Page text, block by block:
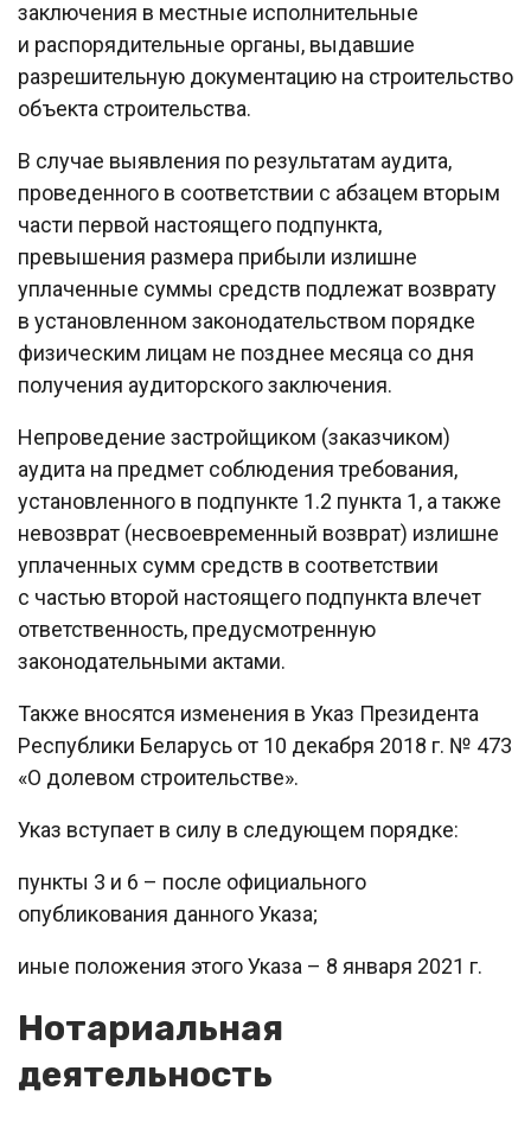
заключения в местные исполнительные
и распорядительные органы, выдавшие
разрешительную документацию на строительство
объекта строительства.
В случае выявления по результатам аудита,
проведенного в соответствии с абзацем вторым
части первой настоящего подпункта,
превышения размера прибыли излишне
уплаченные суммы средств подлежат возврату
в установленном законодательством порядке
физическим лицам не позднее месяца со дня
получения аудиторского заключения.
Непроведение застройщиком (заказчиком)
аудита на предмет соблюдения требования,
установленного в подпункте 1.2 пункта 1, а также
невозврат (несвоевременный возврат) излишне
уплаченных сумм средств в соответствии
с частью второй настоящего подпункта влечет
ответственность, предусмотренную
законодательными актами.
Также вносятся изменения в Указ Президента
Республики Беларусь от 10 декабря 2018 г. № 473
«О долевом строительстве».
Указ вступает в силу в следующем порядке:
пункты 3 и 6 – после официального
опубликования данного Указа;
иные положения этого Указа – 8 января 2021 г.
Нотариальная
деятельность